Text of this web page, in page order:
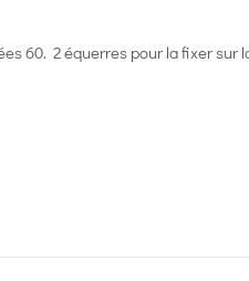
60. 2 équerres pour la fixer sur